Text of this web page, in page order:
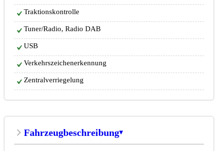
Traktionskontrolle
Tuner/Radio, Radio DAB
USB
Verkehrszeichenerkennung
Zentralverriegelung
Fahrzeugbeschreibung